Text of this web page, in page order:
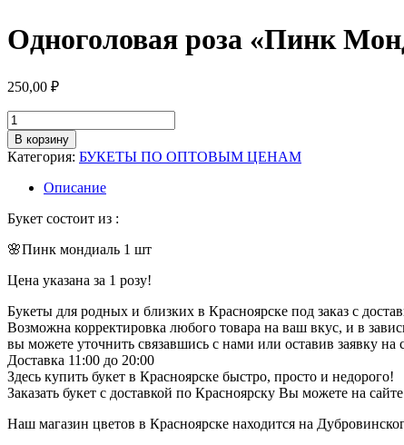
Одноголовая роза «Пинк
250,00 ₽
Количество
товара
Одноголовая
роза
"Пинк
Мондиаль"
(1
(Арт.0089)
В корзину
Категория: БУКЕТЫ ПО ОПТОВЫМ ЦЕНАМ
Описание
Букет состоит из :
🌸Пинк мондиаль 1 шт
Цена указана за 1 розу!
Букеты для родных и близких в Красноярске под заказ с
Возможна корректировка любого товара на ваш вкус, и в
вы можете уточнить связавшись с нами или оставив заявку на
Доставка 11:00 до 20:00
Здесь купить букет в Красноярске быстро, просто и недорого!
Заказать букет с доставкой по Красноярску Вы можете на
Наш магазин цветов в Красноярске находится на